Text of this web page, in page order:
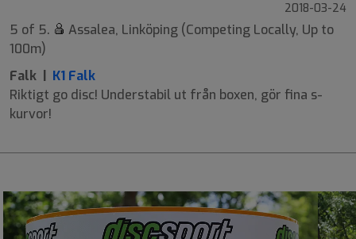
2018-03-24
5 of 5.
Assalea, Linköping (Competing Locally, Up to
100m)
Falk | K1 Falk
Riktigt go disc! Understabil ut från boxen, gör fina s-
kurvor!